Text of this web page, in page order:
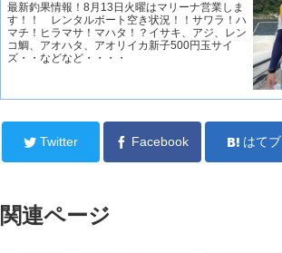
最新釣果情報！8月13日火曜はマリーナ営業しま
す！！ レンタルボート空き状況！！サワラ！ハ
マチ！ヒラマサ！マハタ！？イサキ、アジ、レン
コ鯛、アオハタ、アオリイカ新子500円玉サイ
ズ・・などなど・・・・
Twitter Facebook はてブ
関連ページ